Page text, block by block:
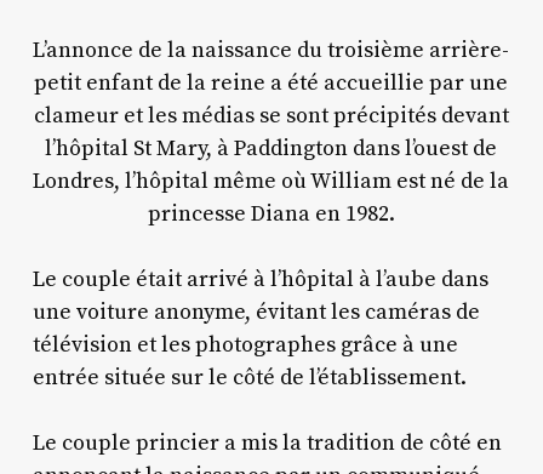
L’annonce de la naissance du troisième arrière-
petit enfant de la reine a été accueillie par une
clameur et les médias se sont précipités devant
l’hôpital St Mary, à Paddington dans l’ouest de
Londres, l’hôpital même où William est né de la
princesse Diana en 1982.
Le couple était arrivé à l’hôpital à l’aube dans
une voiture anonyme, évitant les caméras de
télévision et les photographes grâce à une
entrée située sur le côté de l’établissement.
Le couple princier a mis la tradition de côté en